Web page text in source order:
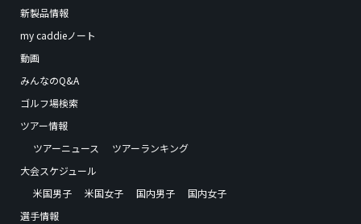
新製品情報
my caddieノート
動画
みんなのQ&A
ゴルフ場検索
ツアー情報
ツアーニュース
ツアーランキング
大会スケジュール
米国男子
米国女子 国内男子
国内女子
選手情報